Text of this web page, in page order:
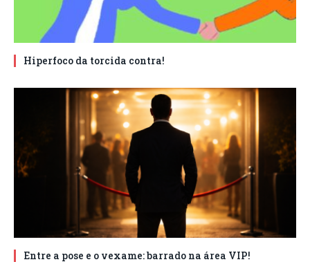
Hiperfoco da torcida contra!
Entre a pose e o vexame: barrado na área VIP!